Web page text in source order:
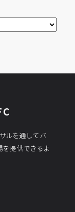
ルを通してバ
を提供できるよ